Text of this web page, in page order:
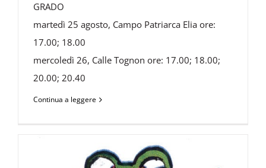
GRADO
martedì 25 agosto, Campo Patriarca Elia ore:
17.00; 18.00
mercoledì 26, Calle Tognon ore: 17.00; 18.00;
20.00; 20.40
Continua a leggere